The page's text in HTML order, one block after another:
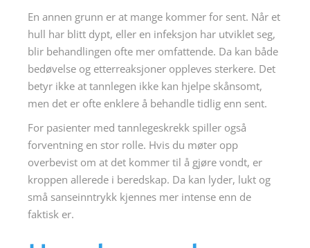
En annen grunn er at mange kommer for sent. Når et
hull har blitt dypt, eller en infeksjon har utviklet seg,
blir behandlingen ofte mer omfattende. Da kan både
bedøvelse og etterreaksjoner oppleves sterkere. Det
betyr ikke at tannlegen ikke kan hjelpe skånsomt,
men det er ofte enklere å behandle tidlig enn sent.
For pasienter med tannlegeskrekk spiller også
forventning en stor rolle. Hvis du møter opp
overbevist om at det kommer til å gjøre vondt, er
kroppen allerede i beredskap. Da kan lyder, lukt og
små sanseinntrykk kjennes mer intense enn de
faktisk er.